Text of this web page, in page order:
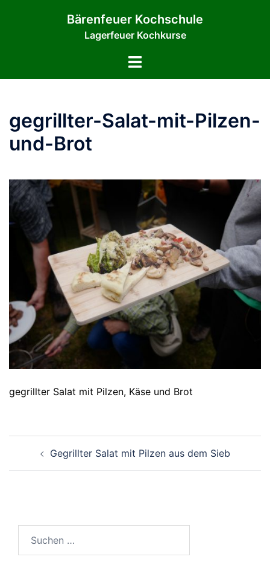
Bärenfeuer Kochschule
Lagerfeuer Kochkurse
Menü
gegrillter-Salat-mit-Pilzen-
und-Brot
gegrillter Salat mit Pilzen, Käse und Brot
Gegrillter Salat mit Pilzen aus dem Sieb
nach: